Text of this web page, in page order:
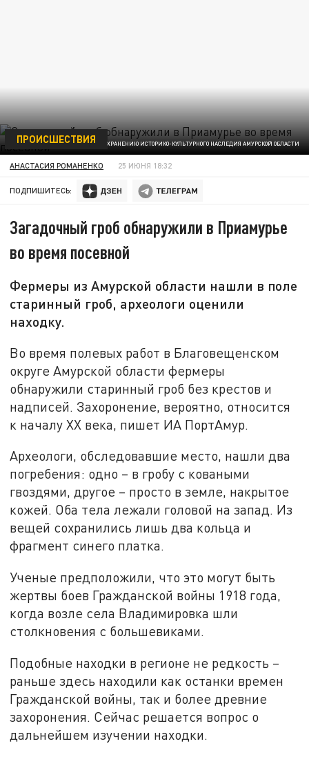
ФОТО: ЦЕНТР ПО СОХРАНЕНИЮ ИСТОРИКО-КУЛЬТУРНОГО НАСЛЕДИЯ АМУРСКОЙ ОБЛАСТИ
ПРОИСШЕСТВИЯ
АНАСТАСИЯ РОМАНЕНКО 25 ИЮНЯ 18:32
ПОДПИШИТЕСЬ:
Загадочный гроб обнаружили в Приамурье
во время посевной
Фермеры из Амурской области нашли в поле
старинный гроб, археологи оценили
находку.
Во время полевых работ в Благовещенском
округе Амурской области фермеры
обнаружили старинный гроб без крестов и
надписей. Захоронение, вероятно, относится
к началу XX века, пишет ИА ПортАмур.
Археологи, обследовавшие место, нашли два
погребения: одно – в гробу с коваными
гвоздями, другое – просто в земле, накрытое
кожей. Оба тела лежали головой на запад. Из
вещей сохранились лишь два кольца и
фрагмент синего платка.
Ученые предположили, что это могут быть
жертвы боев Гражданской войны 1918 года,
когда возле села Владимировка шли
столкновения с большевиками.
Подобные находки в регионе не редкость –
раньше здесь находили как останки времен
Гражданской войны, так и более древние
захоронения. Сейчас решается вопрос о
дальнейшем изучении находки.